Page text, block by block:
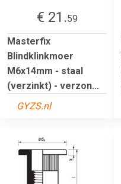
€ 21.59
Masterfix
Blindklinkmoer
M6x14mm - staal
(verzinkt) - verzon...
GYZS.nl